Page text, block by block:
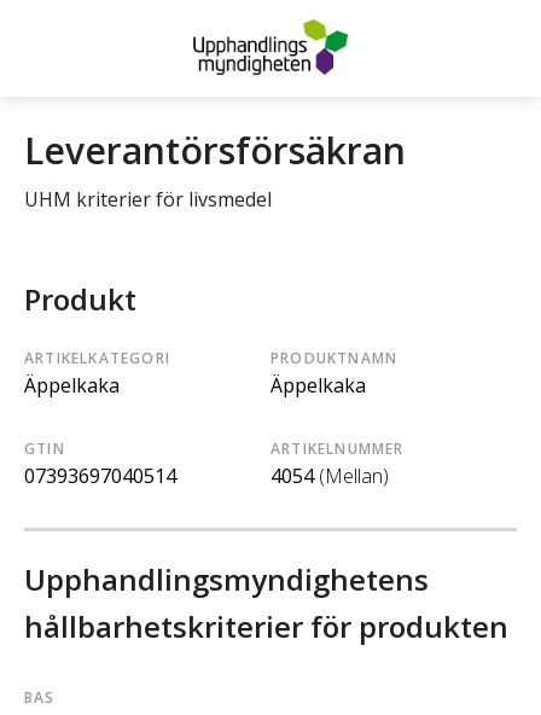
Leverantörsförsäkran
UHM kriterier för livsmedel
Produkt
ARTIKELKATEGORI
Äppelkaka
PRODUKTNAMN
Äppelkaka
GTIN
07393697040514
ARTIKELNUMMER
4054 (Mellan)
Upphandlingsmyndighetens
hållbarhetskriterier för produkten
BAS